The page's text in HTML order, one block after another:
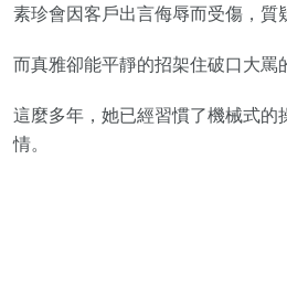
素珍會因客戶出言侮辱而受傷，質
而真雅卻能平靜的招架住破口大罵
這麼多年，她已經習慣了機械式的
情。